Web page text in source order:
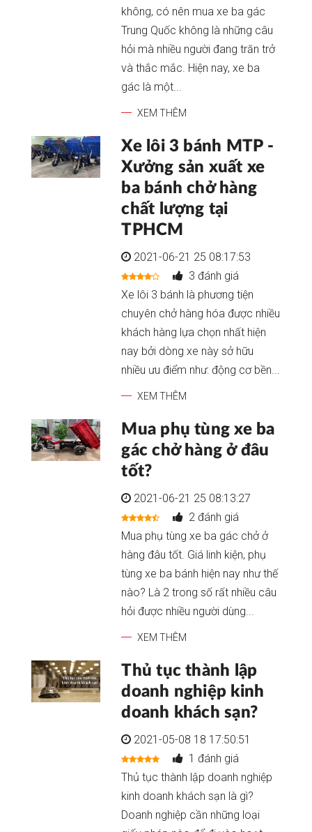
không, có nên mua xe ba gác
Trung Quốc không là những câu
hỏi mà nhiều người đang trăn trở
và thắc mắc. Hiện nay, xe ba
gác là một...
XEM THÊM
Xe lôi 3 bánh MTP -
Xưởng sản xuất xe
ba bánh chở hàng
chất lượng tại
TPHCM
2021-06-21 25 08:17:53
3 đánh giá
Xe lôi 3 bánh là phương tiện
chuyên chở hàng hóa được nhiều
khách hàng lựa chọn nhất hiện
nay bởi dòng xe này sở hữu
nhiều ưu điểm như: động cơ bền...
XEM THÊM
Mua phụ tùng xe ba
gác chở hàng ở đâu
tốt?
2021-06-21 25 08:13:27
2 đánh giá
Mua phụ tùng xe ba gác chở ở
hàng đâu tốt. Giá linh kiện, phụ
tùng xe ba bánh hiện nay như thế
nào? Là 2 trong số rất nhiều câu
hỏi được nhiều người dùng...
XEM THÊM
Thủ tục thành lập
doanh nghiệp kinh
doanh khách sạn?
2021-05-08 18 17:50:51
1 đánh giá
Thủ tục thành lập doanh nghiệp
kinh doanh khách sạn là gì?
Doanh nghiệp cần những loại